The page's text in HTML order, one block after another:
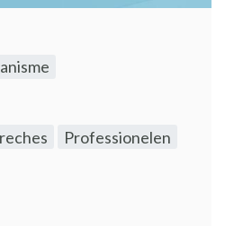
Professionelen